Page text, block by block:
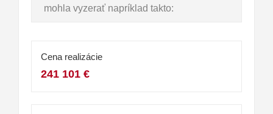
mohla vyzerať napríklad takto:
Cena realizácie
241 101 €